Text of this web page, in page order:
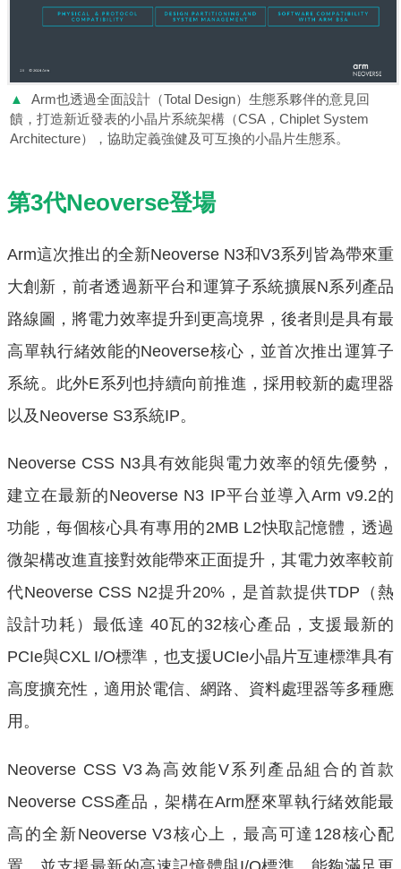
▲
Arm也透過全面設計（Total Design）生態系夥伴的意見回
饋，打造新近發表的小晶片系統架構（CSA，Chiplet System
Architecture），協助定義強健及可互換的小晶片生態系。
第3代Neoverse登場
Arm這次推出的全新Neoverse N3和V3系列皆為帶來重
大創新，前者透過新平台和運算子系統擴展N系列產品
路線圖，將電力效率提升到更高境界，後者則是具有最
高單執行緒效能的Neoverse核心，並首次推出運算子
系統。此外E系列也持續向前推進，採用較新的處理器
以及Neoverse S3系統IP。
Neoverse CSS N3具有效能與電力效率的領先優勢，
建立在最新的Neoverse N3 IP平台並導入Arm v9.2的
功能，每個核心具有專用的2MB L2快取記憶體，透過
微架構改進直接對效能帶來正面提升，其電力效率較前
代Neoverse CSS N2提升20%，是首款提供TDP（熱
設計功耗）最低達 40瓦的32核心產品，支援最新的
PCIe與CXL I/O標準，也支援UCIe小晶片互連標準具有
高度擴充性，適用於電信、網路、資料處理器等多種應
用。
Neoverse CSS V3為高效能V系列產品組合的首款
Neoverse CSS產品，架構在Arm歷來單執行緒效能最
高的全新Neoverse V3核心上，最高可達128核心配